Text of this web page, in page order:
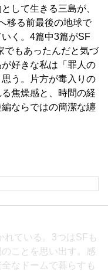
して生きる三島が、
移る前最後の地球で
く。4篇中3篇がSF
でもあったんだと気づ
好きな私は「罪人の
う。片方が毒入りの
焦燥感と、時間の経
ならではの簡潔な纏
れている。3つはSFも
ことを思い出す。感
なドームで暮らすも